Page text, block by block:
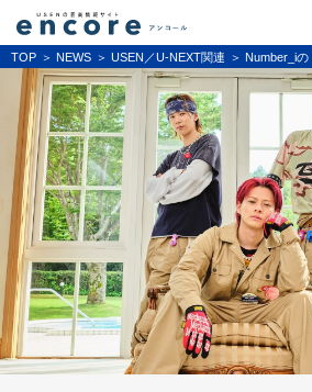
TOP NEWS USEN／U-NEXT関連 Number_i